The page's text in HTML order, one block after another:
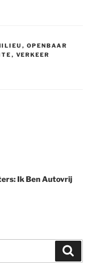
, OPENBAAR
, VERKEER
Ik Ben Autovrij